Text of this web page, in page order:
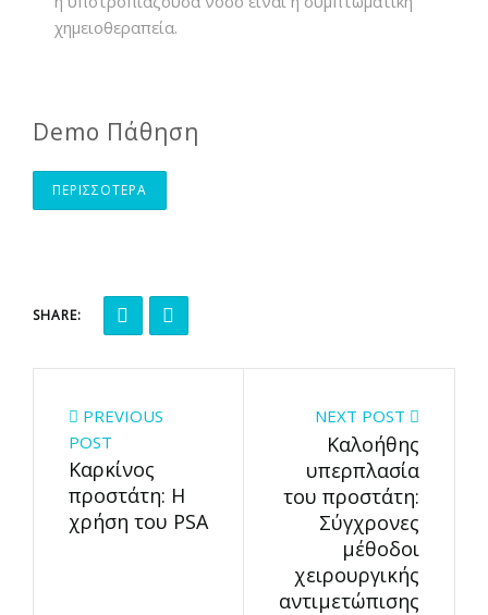
χημειοθεραπεία.
Demo Πάθηση
ΠΕΡΙΣΣΟΤΕΡΑ
SHARE:
PREVIOUS
POST
Καρκίνος
προστάτη: Η
χρήση του PSA
NEXT POST
Καλοήθης
υπερπλασία
του προστάτη:
Σύγχρονες
μέθοδοι
χειρουργικής
αντιμετώπισης